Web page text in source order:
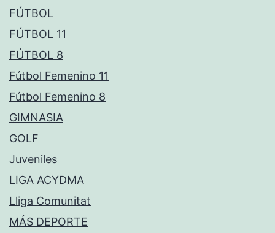
FÚTBOL
FÚTBOL 11
FÚTBOL 8
Fútbol Femenino 11
Fútbol Femenino 8
GIMNASIA
GOLF
Juveniles
LIGA ACYDMA
Lliga Comunitat
MÁS DEPORTE